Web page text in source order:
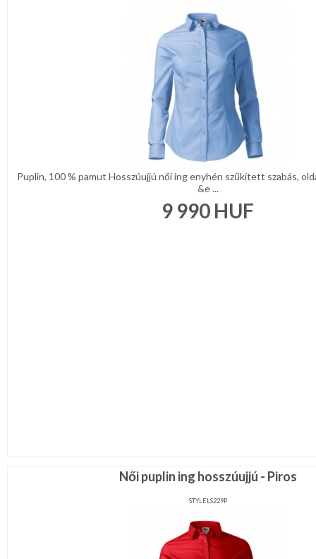
Puplin, 100 % pamut Hosszúujjú női ing enyhén szűkített szabás,
&e ...
9 990 HUF
Női puplin ing hosszúujjú - Piros
STYLELS229P